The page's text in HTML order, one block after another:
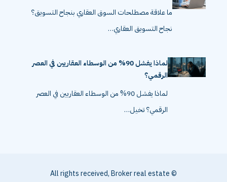
ما علاقة مصطلحات السوق العقاري بنجاح التسويق؟
نجاح التسويق العقاري…
لماذا يفشل 90% من الوسطاء العقاريين في العصر
الرقمي؟
لماذا يفشل 90% من الوسطاء العقاريين في العصر
الرقمي؟ تخيل…
© All rights received, Broker real estate